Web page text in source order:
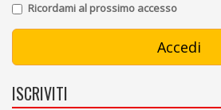
Ricordami al prossimo accesso
ISCRIVITI